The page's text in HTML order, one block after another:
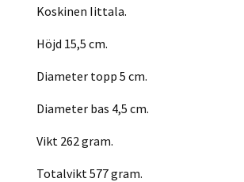
Koskinen Iittala.
Höjd 15,5 cm.
Diameter topp 5 cm.
Diameter bas 4,5 cm.
Vikt 262 gram.
Totalvikt 577 gram.